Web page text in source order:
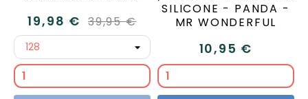
19,98 € 39,95 €
SILICONE - PANDA -
MR WONDERFUL
10,95 €